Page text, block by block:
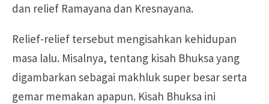
dan relief Ramayana dan Kresnayana.
Relief-relief tersebut mengisahkan kehidupan
masa lalu. Misalnya, tentang kisah Bhuksa yang
digambarkan sebagai makhluk super besar serta
gemar memakan apapun. Kisah Bhuksa ini